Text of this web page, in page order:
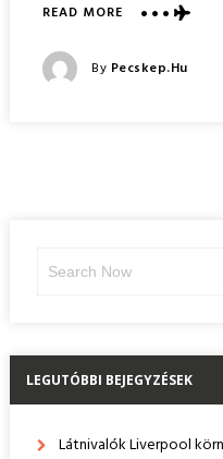
READ MOREABOUT
PÁLYÁZAT
Posted
By Pecskep.hu
Search
LEGUTÓBBI BEJEGYZÉSEK
Látnivalók Liverpool